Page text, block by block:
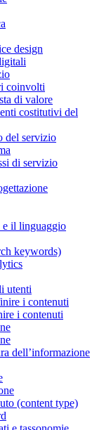
design
coinvolti
di valore
costitutivi del
del servizio
di servizio
e il linguaggio
keywords)
utenti
i contenuti
i contenuti
dell’informazione
(content type)